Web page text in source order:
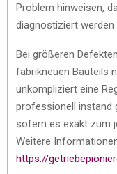
Problem hinweisen,
diagnostiziert werden
Bei größeren
fabrikneuen Bauteils
unkompliziert eine
professionell instand
sofern es exakt zum
Weitere
https://